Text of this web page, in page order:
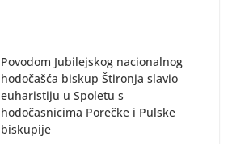
Povodom Jubilejskog nacionalnog
hodočašća biskup Štironja slavio
euharistiju u Spoletu s
hodočasnicima Porečke i Pulske
biskupije